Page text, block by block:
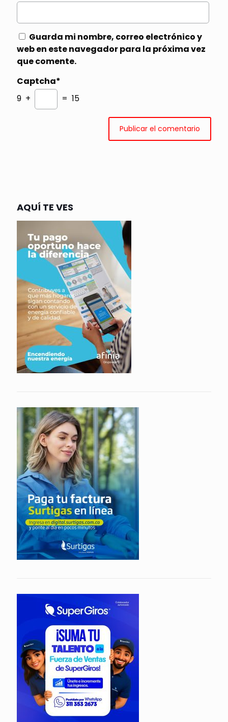
Guarda mi nombre, correo electrónico y
web en este navegador para la próxima vez
que comente.
Captcha*
9 +
= 15
AQUÍ TE VES